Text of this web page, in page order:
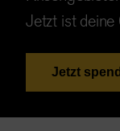
Jetzt ist deine
Jetzt